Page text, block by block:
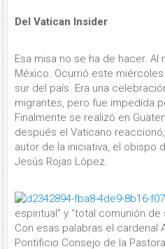
Del Vatican Insider
Esa misa no se ha de hacer.
México. Ocurrió este
sur del país. Era una
migrantes, pero fue impedida
Finalmente se realizó en
después el Vaticano
autor de la iniciativa, el obispo
Jesús Rojas López.
espiritual” y “total comunión
Con esas palabras el cardenal
Pontificio Consejo de la